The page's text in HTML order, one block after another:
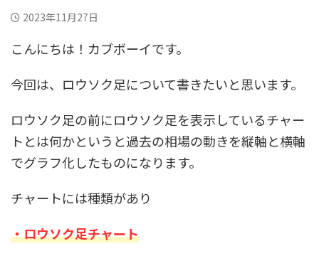
2023年11月27日
こんにちは！カブボーイです。
今回は、ロウソク足について書きたいと思います。
ロウソク足の前にロウソク足を表示しているチャー
トとは何かというと過去の相場の動きを縦軸と横軸
でグラフ化したものになります。
チャートには種類があり
・ロウソク足チャート